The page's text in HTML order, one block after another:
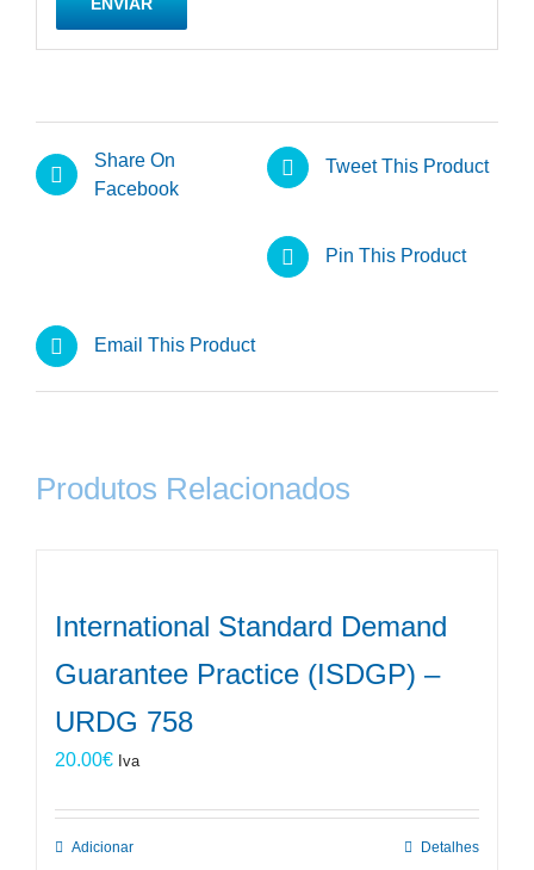
Share On
Facebook
Tweet This Product
Pin This Product
Email This Product
Produtos Relacionados
International Standard Demand
Guarantee Practice (ISDGP) –
URDG 758
20.00€ Iva
Adicionar Detalhes